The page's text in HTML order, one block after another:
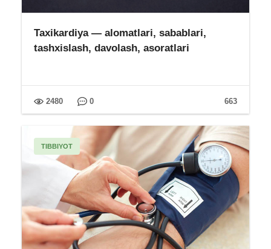
Taxikardiya — alomatlari, sabablari,
tashxislash, davolash, asoratlari
663
2480 0
TIBBIYOT